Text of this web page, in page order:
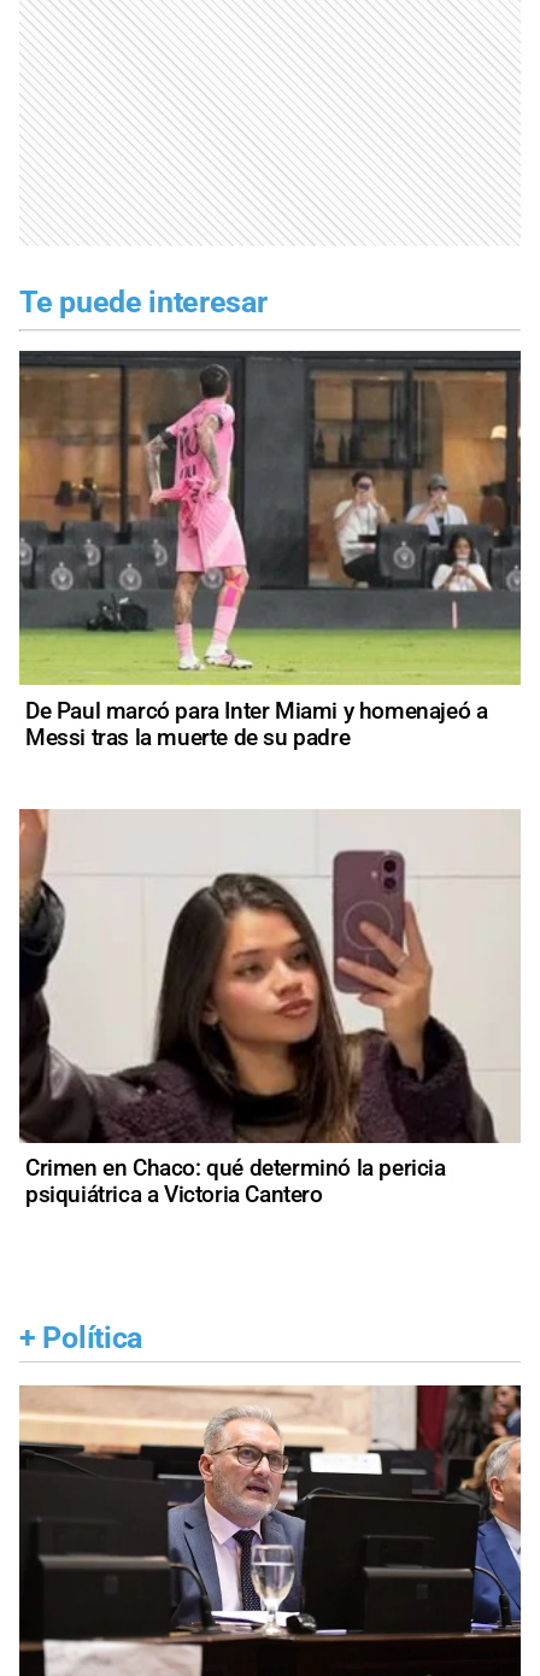
Te puede interesar
De Paul marcó para Inter Miami y homenajeó a
Messi tras la muerte de su padre
Crimen en Chaco: qué determinó la pericia
psiquiátrica a Victoria Cantero
+ Política